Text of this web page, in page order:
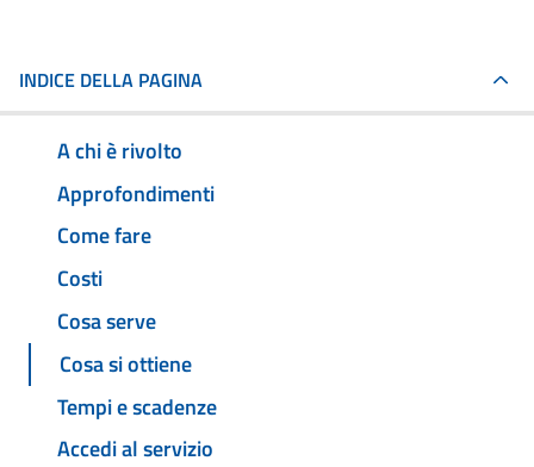
INDICE DELLA PAGINA
A chi è rivolto
Approfondimenti
Come fare
Costi
Cosa serve
Cosa si ottiene
Tempi e scadenze
Accedi al servizio